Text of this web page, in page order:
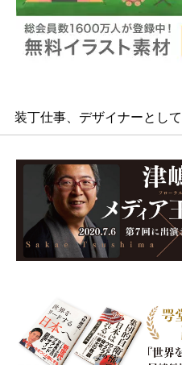
装丁仕事、デザイナーとし